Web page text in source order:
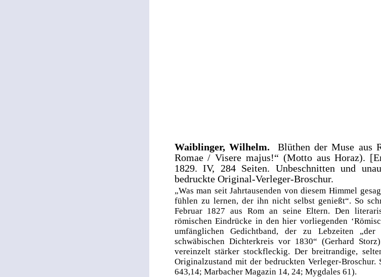
Waiblinger, Wilhelm.
Blüthen der Muse aus
Romae / Visere majus!“ (Motto aus Horaz).
1829. IV, 284 Seiten. Unbeschnitten und
bedruckte Original-Verleger-Broschur.
„Was man seit Jahrtausenden von diesem Himmel
fühlen zu lernen, der ihn nicht selbst genießt“. So
Februar 1827 aus Rom an seine Eltern. Den
römischen Eindrücke in den hier vorliegenden
umfänglichen Gedichtband, der zu Lebzeiten „der
schwäbischen Dichterkreis vor 1830“ (Gerhard
vereinzelt stärker stockfleckig. Der breitrandige,
Originalzustand mit der bedruckten Verleger-Broschur.
643,14; Marbacher Magazin 14, 24; Mygdales 61).